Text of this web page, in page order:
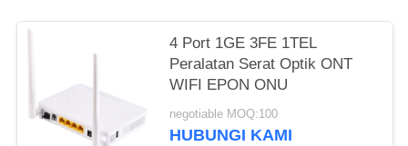
4 Port 1GE 3FE 1TEL
Peralatan Serat Optik ONT
WIFI EPON ONU
negotiable MOQ:100
HUBUNGI KAMI